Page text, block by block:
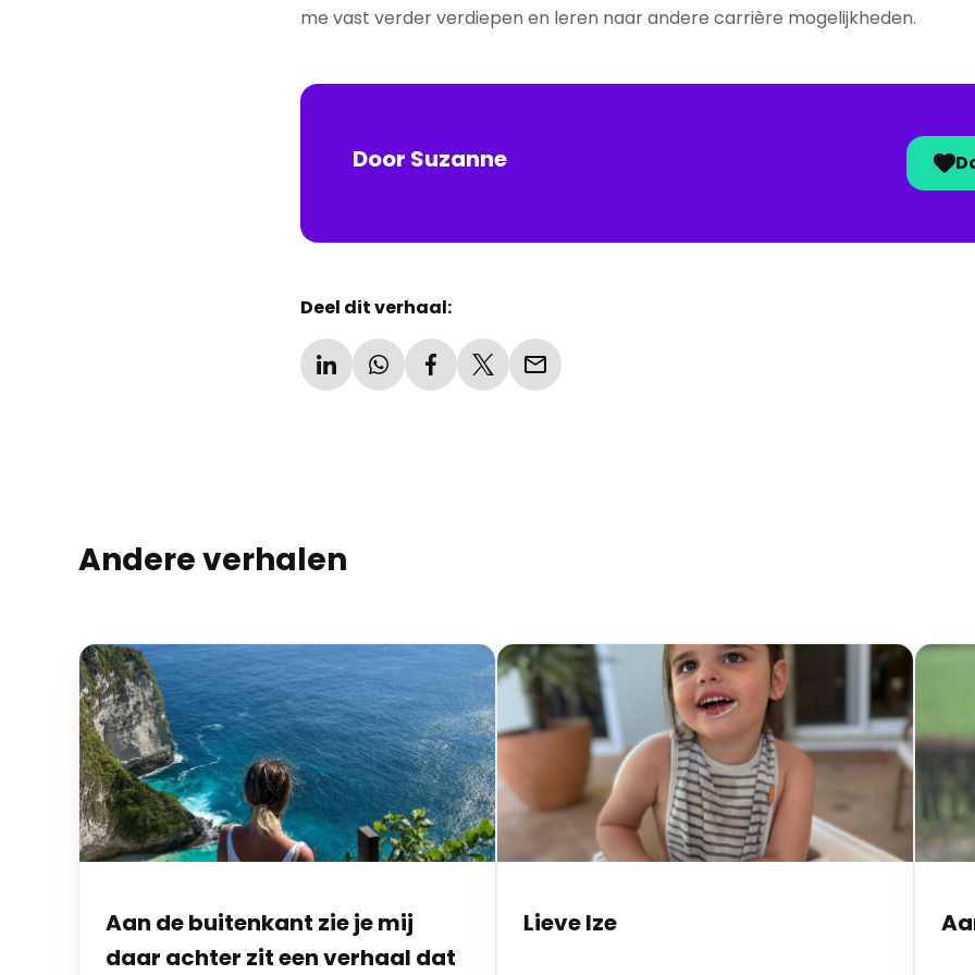
me vast verder verdiepen en leren naar andere carrière mogelijkheden.
Door Suzanne
Deel dit verhaal:
Andere verhalen
Aan de buitenkant zie je mij
daar achter zit een verhaal dat
Lieve Ize